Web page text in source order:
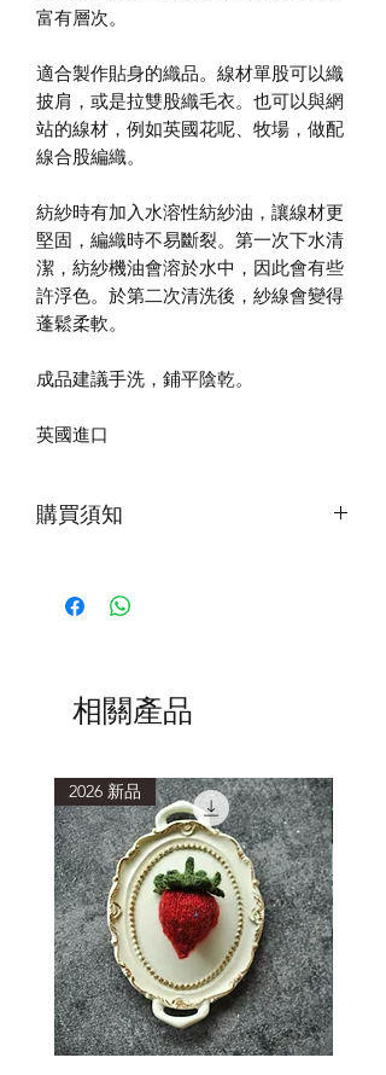
富有層次。
適合製作貼身的織品。線材單股可以織
披肩，或是拉雙股織毛衣。也可以與網
站的線材，例如英國花呢、牧場，做配
線合股編織。
紡紗時有加入水溶性紡紗油，讓線材更
堅固，編織時不易斷裂。第一次下水清
潔，紡紗機油會溶於水中，因此會有些
許浮色。於第二次清洗後，紗線會變得
蓬鬆柔軟。
成品建議手洗，鋪平陰乾。
英國進口
購買須知
中會有浮色，為正常現象。清洗時使用
低於40度的水溫，浸泡15分鐘或以上再
避免重複搓揉擠壓，造成織品氈化縮
相關產品
2026 新品